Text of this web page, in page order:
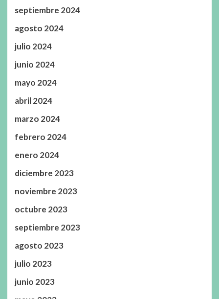
septiembre 2024
agosto 2024
julio 2024
junio 2024
mayo 2024
abril 2024
marzo 2024
febrero 2024
enero 2024
diciembre 2023
noviembre 2023
octubre 2023
septiembre 2023
agosto 2023
julio 2023
junio 2023